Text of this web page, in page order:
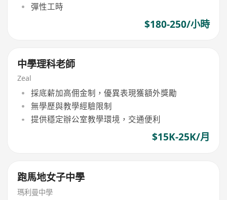
彈性工時
$180-250/小時
中學理科老師
Zeal
採底薪加高佣金制，優異表現獲額外獎勵
無學歷與教學經驗限制
提供穩定辦公室教學環境，交通便利
$15K-25K/月
跑馬地女子中學
瑪利曼中學